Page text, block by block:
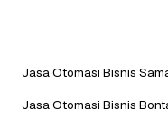
Jasa Otomasi Bisnis
Jasa Otomasi Bisnis